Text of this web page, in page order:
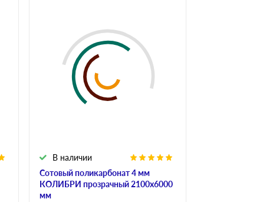
Сотовый поликарбонат 4 мм
КОЛИБРИ прозрачный 2100х6000
мм
В наличии